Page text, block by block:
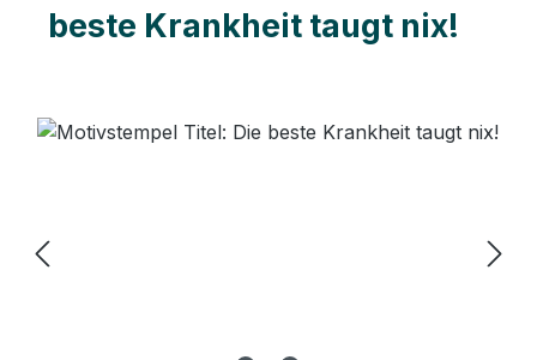
beste Krankheit taugt nix!
Bildergalerie überspringen